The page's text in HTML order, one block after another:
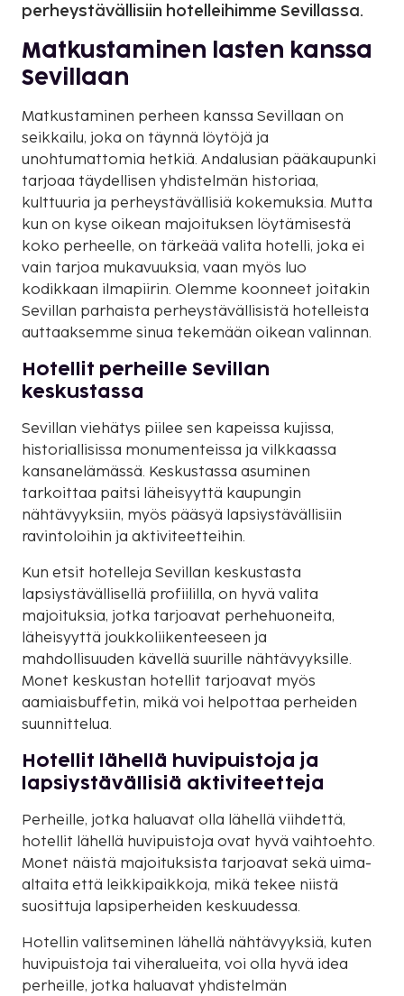
perheystävällisiin hotelleihimme Sevillassa.
Matkustaminen lasten kanssa
Sevillaan
Matkustaminen perheen kanssa Sevillaan on
seikkailu, joka on täynnä löytöjä ja
unohtumattomia hetkiä. Andalusian pääkaupunki
tarjoaa täydellisen yhdistelmän historiaa,
kulttuuria ja perheystävällisiä kokemuksia. Mutta
kun on kyse oikean majoituksen löytämisestä
koko perheelle, on tärkeää valita hotelli, joka ei
vain tarjoa mukavuuksia, vaan myös luo
kodikkaan ilmapiirin. Olemme koonneet joitakin
Sevillan parhaista perheystävällisistä hotelleista
auttaaksemme sinua tekemään oikean valinnan.
Hotellit perheille Sevillan
keskustassa
Sevillan viehätys piilee sen kapeissa kujissa,
historiallisissa monumenteissa ja vilkkaassa
kansanelämässä. Keskustassa asuminen
tarkoittaa paitsi läheisyyttä kaupungin
nähtävyyksiin, myös pääsyä lapsiystävällisiin
ravintoloihin ja aktiviteetteihin.
Kun etsit hotelleja Sevillan keskustasta
lapsiystävällisellä profiililla, on hyvä valita
majoituksia, jotka tarjoavat perhehuoneita,
läheisyyttä joukkoliikenteeseen ja
mahdollisuuden kävellä suurille nähtävyyksille.
Monet keskustan hotellit tarjoavat myös
aamiaisbuffetin, mikä voi helpottaa perheiden
suunnittelua.
Hotellit lähellä huvipuistoja ja
lapsiystävällisiä aktiviteetteja
Perheille, jotka haluavat olla lähellä viihdettä,
hotellit lähellä huvipuistoja ovat hyvä vaihtoehto.
Monet näistä majoituksista tarjoavat sekä uima-
altaita että leikkipaikkoja, mikä tekee niistä
suosittuja lapsiperheiden keskuudessa.
Hotellin valitseminen lähellä nähtävyyksiä, kuten
huvipuistoja tai viheralueita, voi olla hyvä idea
perheille, jotka haluavat yhdistelmän